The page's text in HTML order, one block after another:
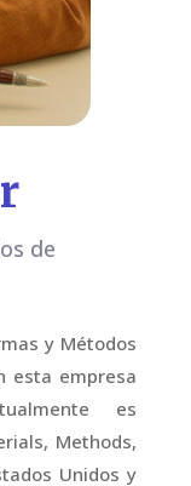
de
y Métodos
esta empresa
es
Methods,
Unidos y